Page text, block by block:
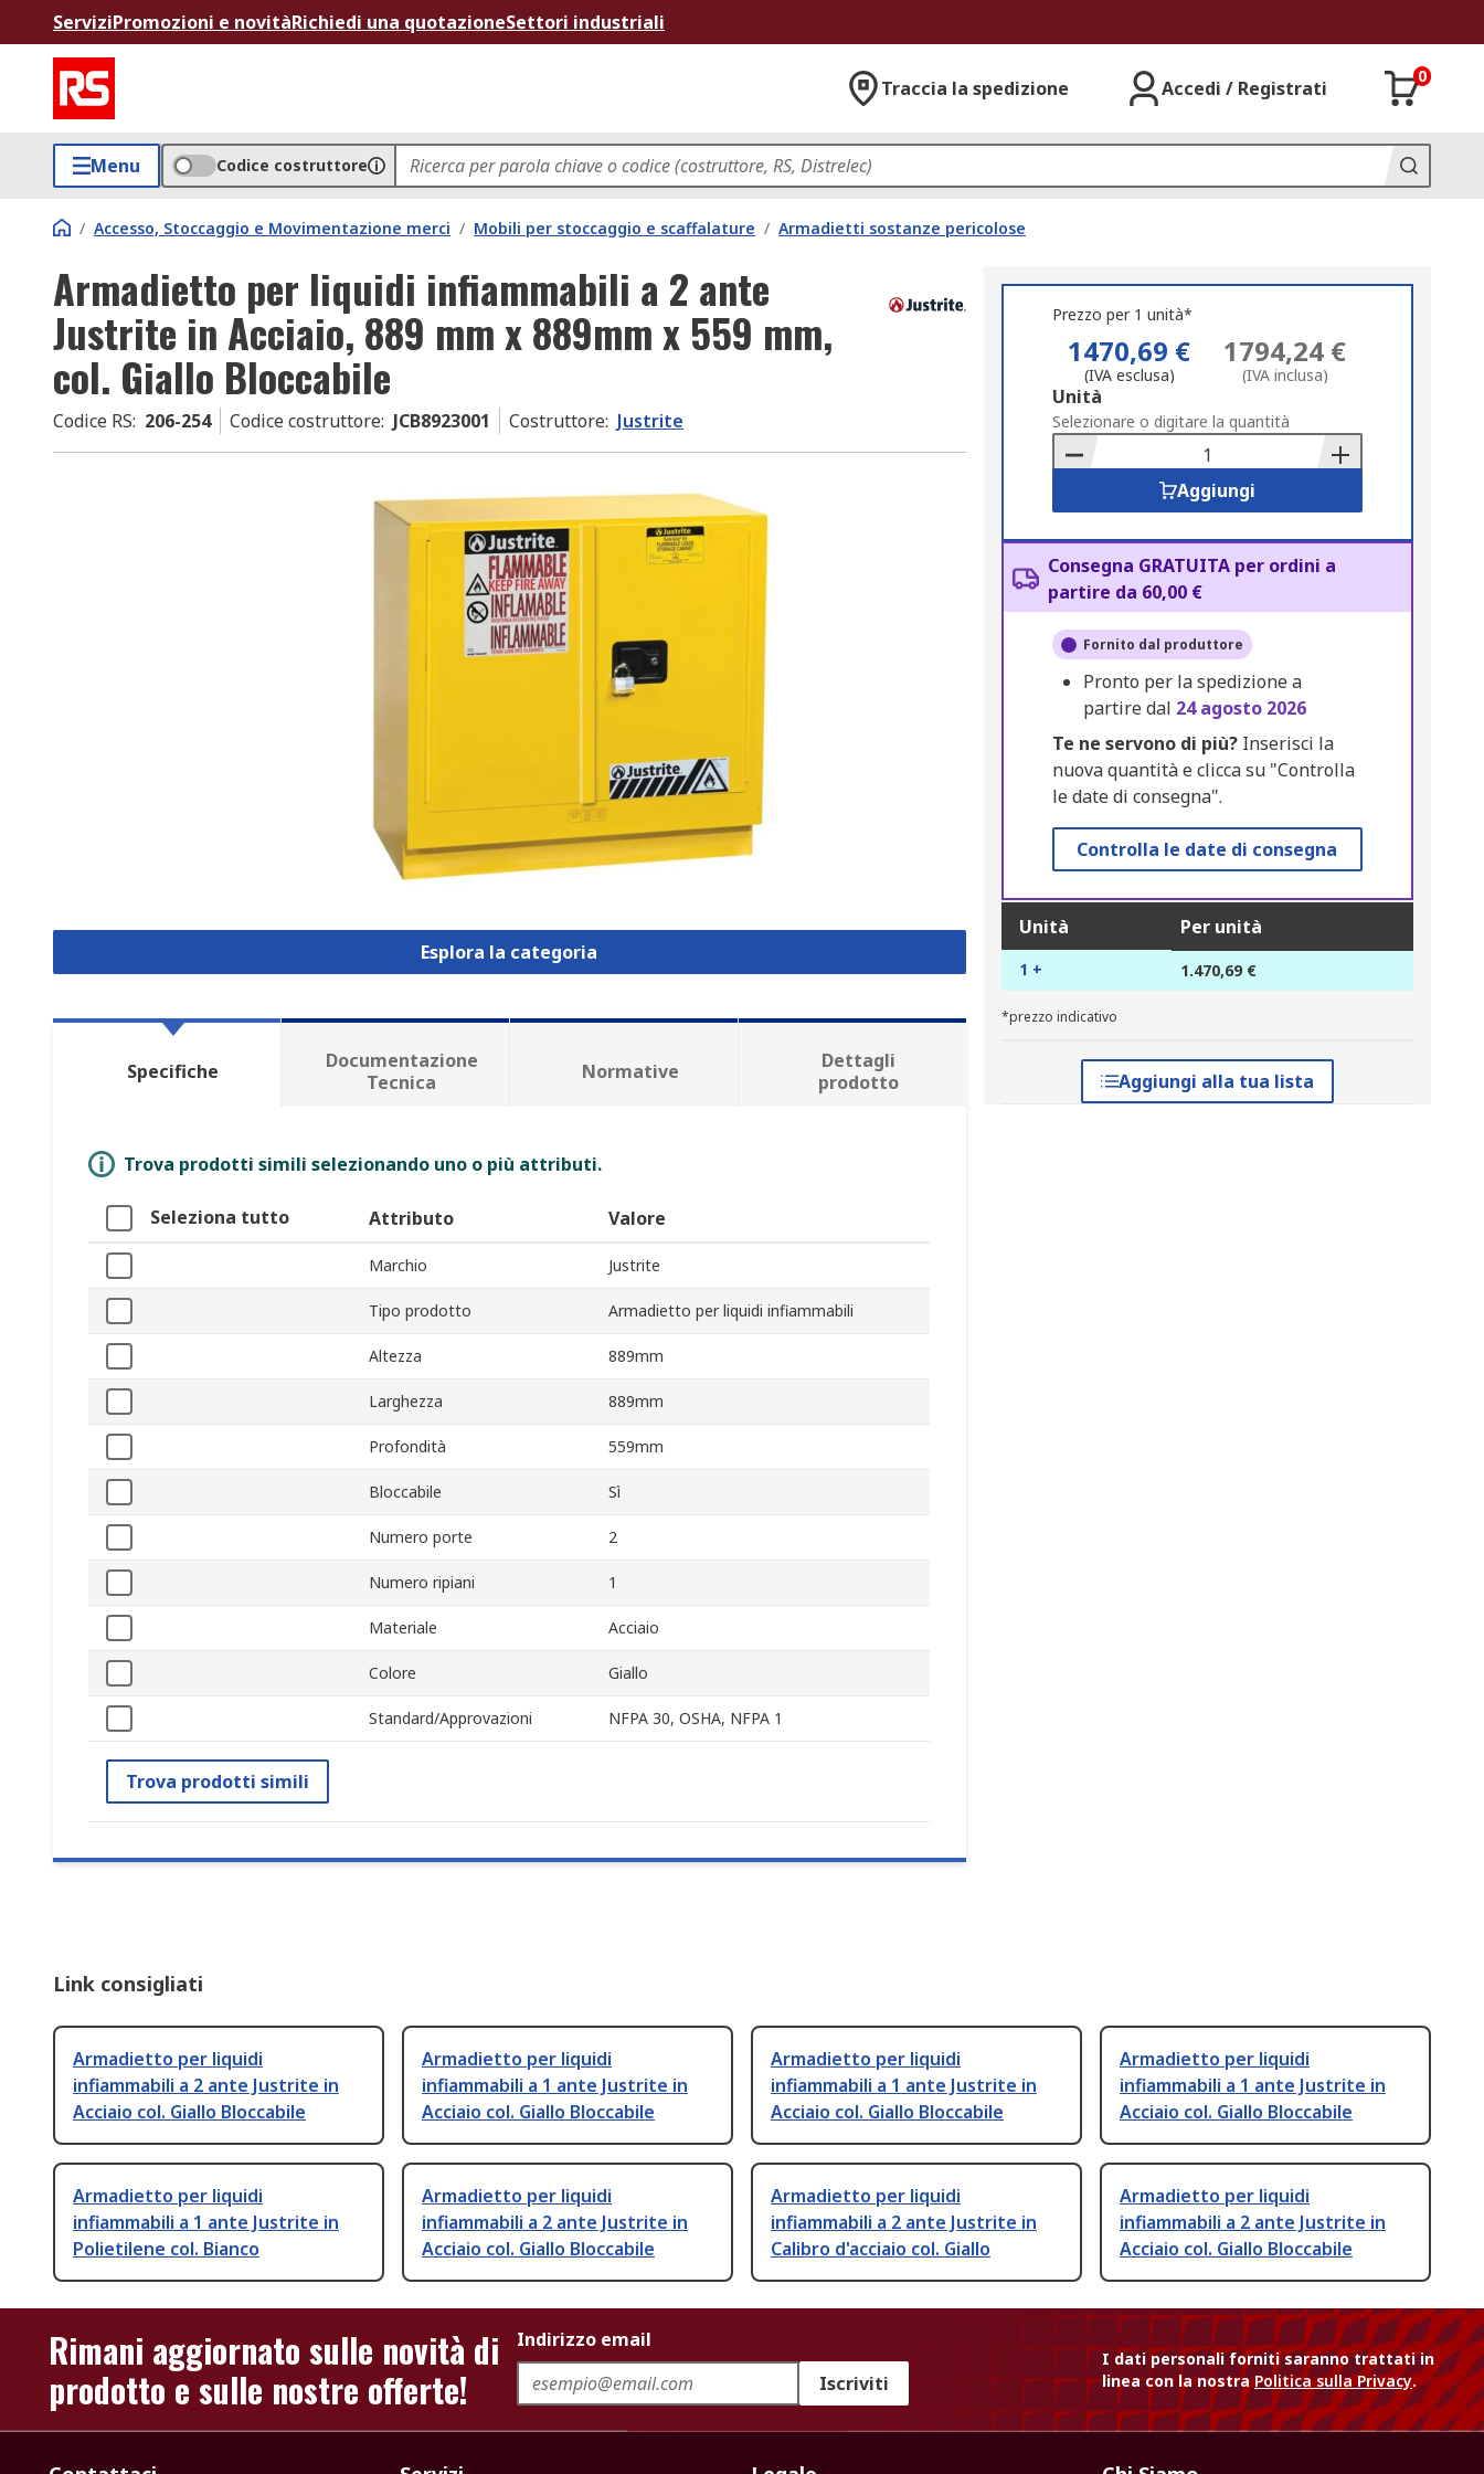
ServiziPromozioni e novitàRichiedi una quotazioneSettori industriali
Traccia la spedizione Accedi / Registrati
0
Menu Codice costruttore
/ Accesso, Stoccaggio e Movimentazione merci / Mobili per stoccaggio e scaffalature / Armadietti sostanze pericolose
Armadietto per liquidi infiammabili a 2 ante
Justrite in Acciaio, 889 mm x 889mm x 559 mm,
col. Giallo Bloccabile
Codice RS: 206-254 Codice costruttore: JCB8923001 Costruttore: Justrite
Esplora la categoria
Prezzo per 1 unità*
1470,69 €
(IVA esclusa)
1794,24 €
(IVA inclusa)
Add
to
Basket
Unità
Selezionare o digitare la quantità
Aggiungi
Consegna GRATUITA per ordini a
partire da 60,00 €
Fornito dal produttore
Pronto per la spedizione a
partire dal 24 agosto 2026
Te ne servono di più?Inserisci la
nuova quantità e clicca su "Controlla
le date di consegna".
Controlla le date di consegna
Unità Per unità
1 + 1.470,69 €
*prezzo indicativo
Aggiungi alla tua lista
Specifiche
Documentazione
Tecnica
Normative
Dettagli
prodotto
Trova prodotti simili selezionando uno o più attributi.
Seleziona tutto Attributo Valore
Marchio Justrite
Tipo prodotto Armadietto per liquidi infiammabili
Altezza 889mm
Larghezza 889mm
Profondità 559mm
Bloccabile Sì
Numero porte 2
Numero ripiani 1
Materiale Acciaio
Colore Giallo
Standard/Approvazioni NFPA 30, OSHA, NFPA 1
Trova prodotti simili
Link consigliati
Armadietto per liquidi
infiammabili a 2 ante Justrite in
Acciaio col. Giallo Bloccabile
Armadietto per liquidi
infiammabili a 1 ante Justrite in
Acciaio col. Giallo Bloccabile
Armadietto per liquidi
infiammabili a 1 ante Justrite in
Acciaio col. Giallo Bloccabile
Armadietto per liquidi
infiammabili a 1 ante Justrite in
Acciaio col. Giallo Bloccabile
Armadietto per liquidi
infiammabili a 1 ante Justrite in
Polietilene col. Bianco
Armadietto per liquidi
infiammabili a 2 ante Justrite in
Acciaio col. Giallo Bloccabile
Armadietto per liquidi
infiammabili a 2 ante Justrite in
Calibro d'acciaio col. Giallo
Armadietto per liquidi
infiammabili a 2 ante Justrite in
Acciaio col. Giallo Bloccabile
Rimani aggiornato sulle novità di
prodotto e sulle nostre offerte!
Indirizzo email
Iscriviti
I dati personali forniti saranno trattati in
linea con la nostraPolitica sulla Privacy.